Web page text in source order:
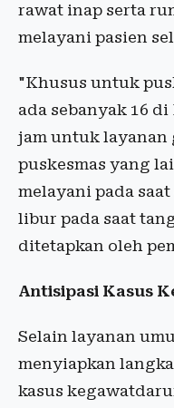
rawat inap serta
melayani pasien
"Khusus untuk
ada sebanyak 16
jam untuk layanan
puskesmas yang
melayani pada
libur pada saat
ditetapkan oleh
Antisipasi Kasus
Selain layanan
menyiapkan
kasus